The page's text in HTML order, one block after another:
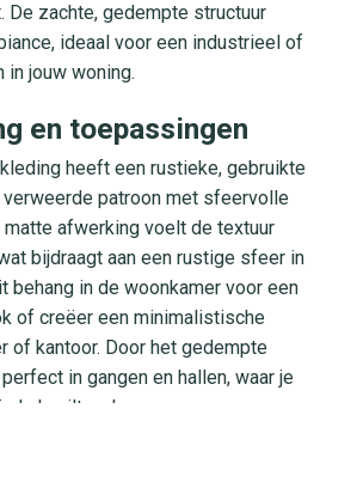
De zachte, gedempte structuur
ideaal voor een industrieel of
jouw woning.
en toepassingen
heeft een rustieke, gebruikte
patroon met sfeervolle
afwerking voelt de textuur
bijdraagt aan een rustige sfeer in
behang in de woonkamer voor een
of creëer een minimalistische
of kantoor. Door het gedempte
in gangen en hallen, waar je
wilt maken.
Full Image